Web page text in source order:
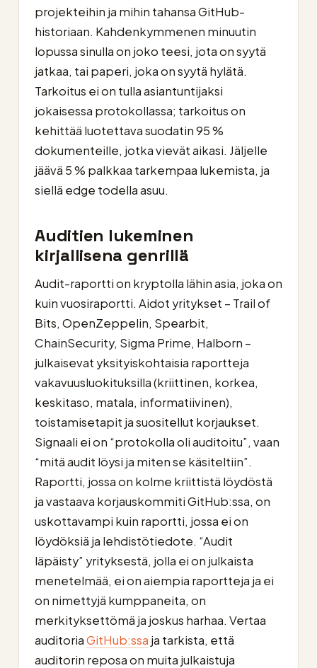
projekteihin ja mihin tahansa GitHub-
historiaan. Kahdenkymmenen minuutin
lopussa sinulla on joko teesi, jota on syytä
jatkaa, tai paperi, joka on syytä hylätä.
Tarkoitus ei on tulla asiantuntijaksi
jokaisessa protokollassa; tarkoitus on
kehittää luotettava suodatin 95 %
dokumenteille, jotka vievät aikasi. Jäljelle
jäävä 5 % palkkaa tarkempaa lukemista, ja
siellä edge todella asuu.
Auditien lukeminen
kirjallisena genrillä
Audit-raportti on kryptolla lähin asia, joka on
kuin vuosiraportti. Aidot yritykset – Trail of
Bits, OpenZeppelin, Spearbit,
ChainSecurity, Sigma Prime, Halborn –
julkaisevat yksityiskohtaisia raportteja
vakavuusluokituksilla (kriittinen, korkea,
keskitaso, matala, informatiivinen),
toistamisetapit ja suositellut korjaukset.
Signaali ei on “protokolla oli auditoitu”, vaan
“mitä audit löysi ja miten se käsiteltiin”.
Raportti, jossa on kolme kriittistä löydöstä
ja vastaava korjauskommiti GitHub:ssa, on
uskottavampi kuin raportti, jossa ei on
löydöksiä ja lehdistötiedote. “Audit
läpäisty” yrityksestä, jolla ei on julkaista
menetelmää, ei on aiempia raportteja ja ei
on nimettyjä kumppaneita, on
merkityksettömä ja joskus harhaa. Vertaa
auditoriaGitHub:ssa ja tarkista, että
auditorin reposa on muita julkaistuja